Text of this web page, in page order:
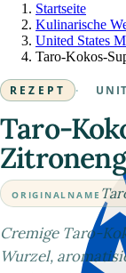
Startseite
Kulinarische
United States
Taro-Kokos-
REZEPT ·
Taro-
ORIGINALNAME
Cremige Taro-
Wurzel,